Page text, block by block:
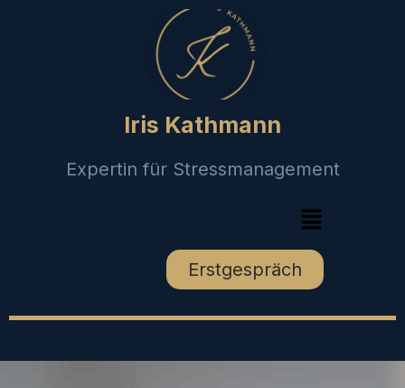
Iris Kathmann
Expertin für Stressmanagement
Erstgespräch